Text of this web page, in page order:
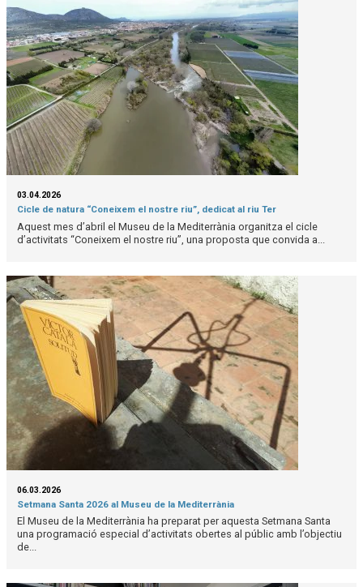
03.04.2026
Cicle de natura “Coneixem el nostre riu”, dedicat al riu Ter
Aquest mes d’abril el Museu de la Mediterrània organitza el cicle
d’activitats “Coneixem el nostre riu”, una proposta que convida a...
06.03.2026
Setmana Santa 2026 al Museu de la Mediterrània
El Museu de la Mediterrània ha preparat per aquesta Setmana Santa
una programació especial d’activitats obertes al públic amb l’objectiu
de...